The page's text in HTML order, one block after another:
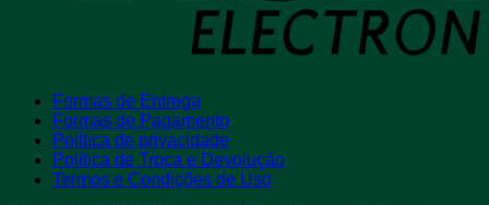
Formas de Entrega
Formas de Pagamento
Política de privacidade
Política de Troca e Devolução
Termos e Condições de Uso